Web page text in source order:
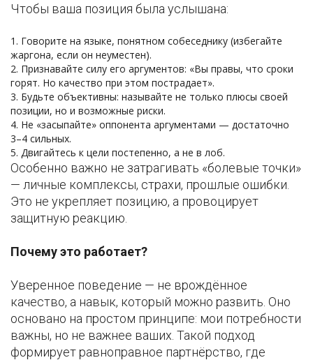
Чтобы ваша позиция была услышана:
Говорите на языке, понятном собеседнику (избегайте
жаргона, если он неуместен).
Признавайте силу его аргументов: «Вы правы, что сроки
горят. Но качество при этом пострадает».
Будьте объективны: называйте не только плюсы своей
позиции, но и возможные риски.
Не «засыпайте» оппонента аргументами — достаточно
3–4 сильных.
Двигайтесь к цели постепенно, а не в лоб.
Особенно важно не затрагивать «болевые точки»
— личные комплексы, страхи, прошлые ошибки.
Это не укрепляет позицию, а провоцирует
защитную реакцию.
Почему это работает?
Уверенное поведение — не врождённое
качество, а навык, который можно развить. Оно
основано на простом принципе: мои потребности
важны, но не важнее ваших. Такой подход
формирует равноправное партнёрство, где